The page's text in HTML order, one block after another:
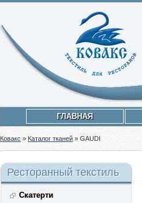
ГЛАВНАЯ
Ковакс » Каталог тканей » GAUDI
Ресторанный текстиль
Скатерти